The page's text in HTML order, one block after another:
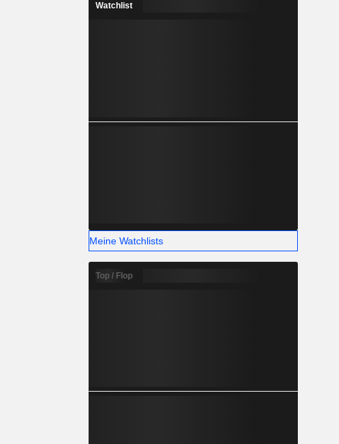
Watchlist
Meine Watchlists
Top / Flop